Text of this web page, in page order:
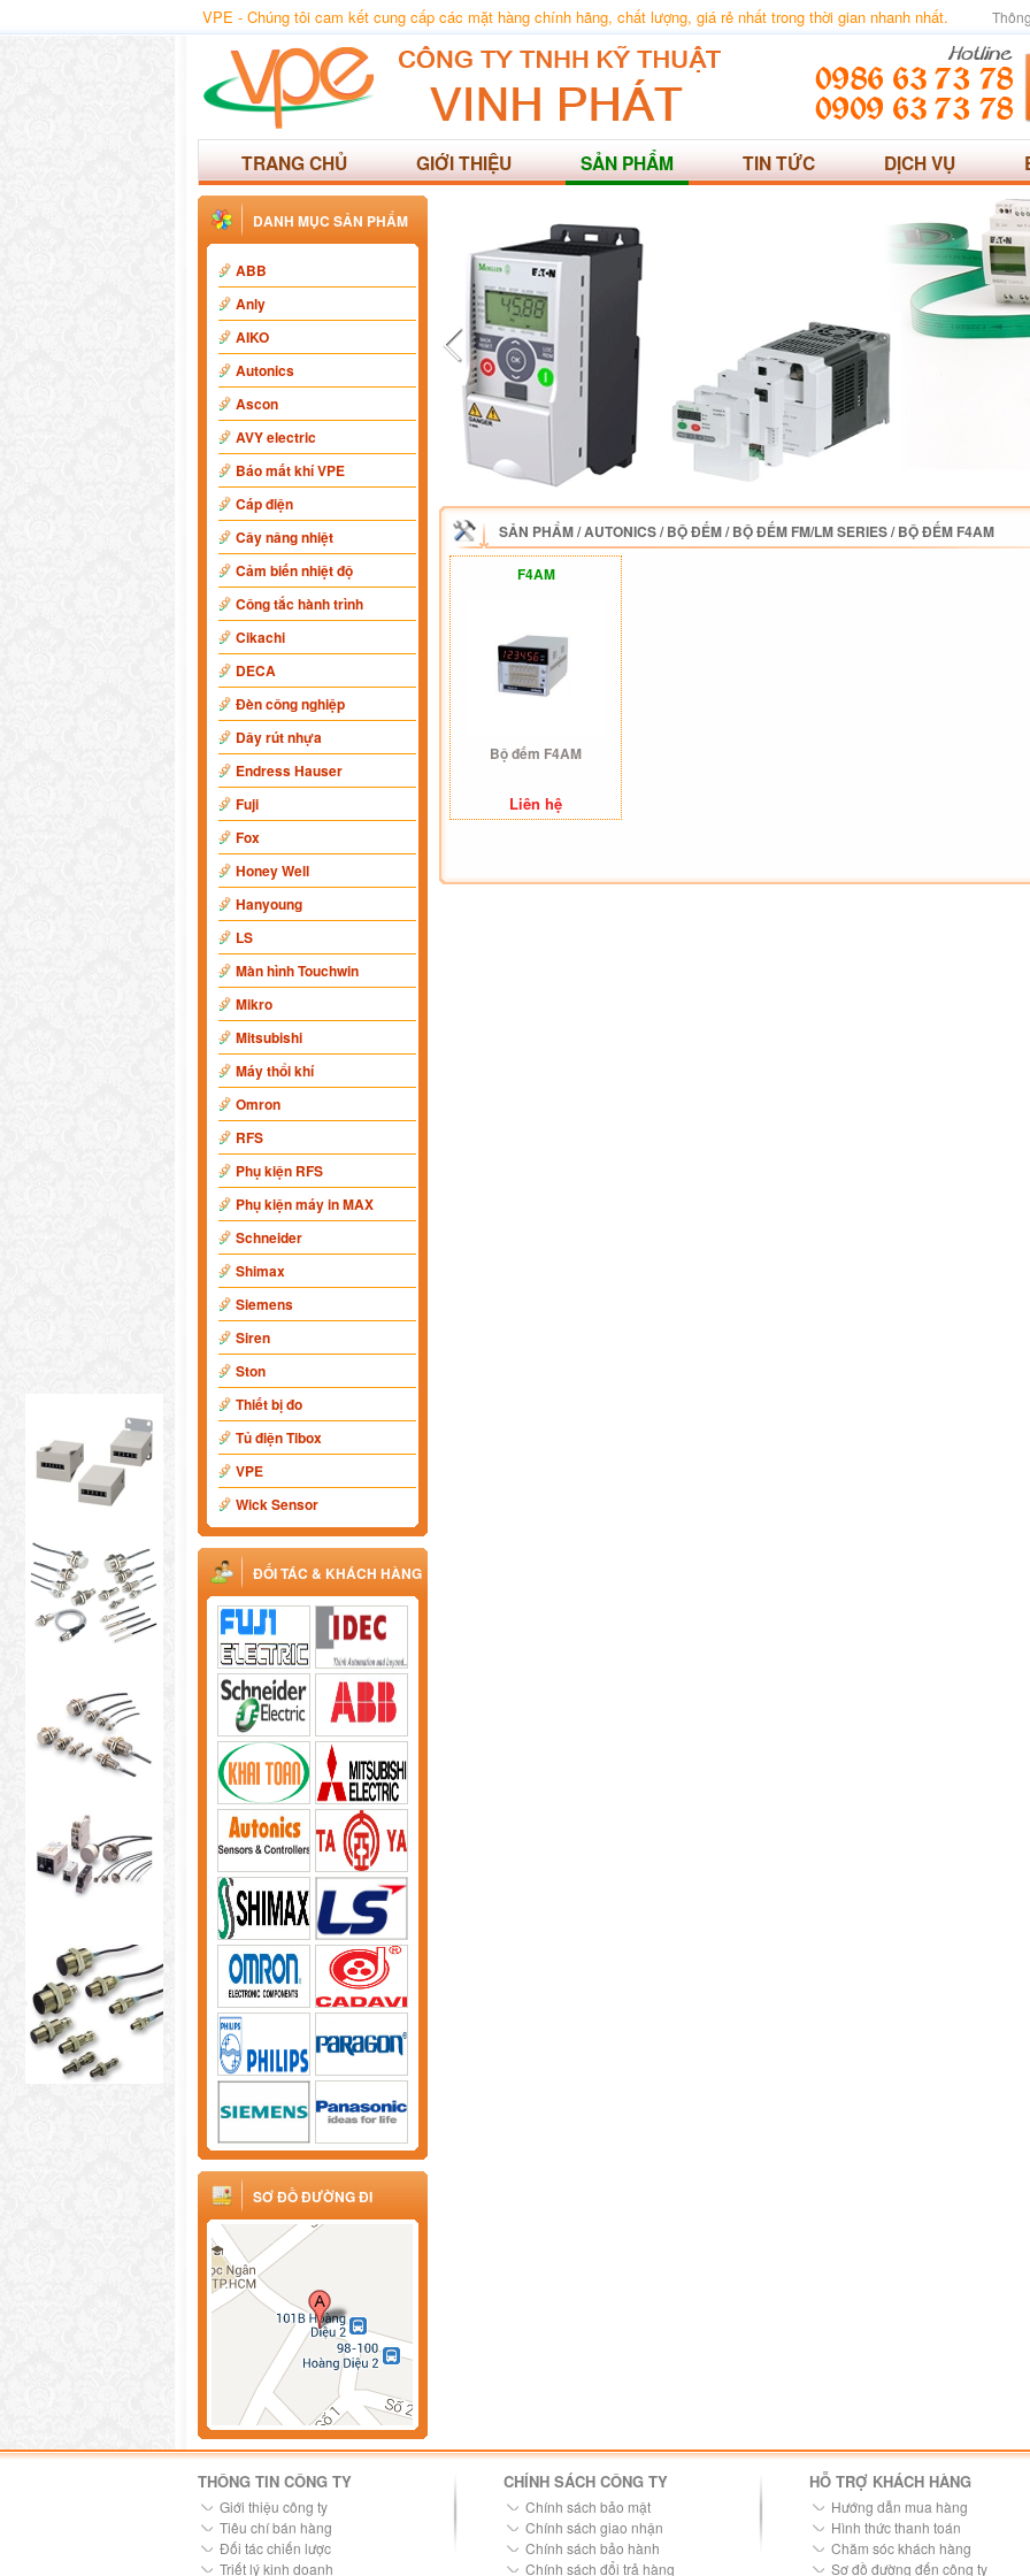
VPE - Chúng tôi cam kết cung cấp các mặt hàng chính hãng, chất lượng, giá rẻ nhất trong thời gian nhanh nhất.
TRANG CHỦ GIỚI THIỆU SẢN PHẨM TIN TỨC DỊCH VỤ
DANH MỤC SẢN PHẨM
ABB
Anly
AIKO
Autonics
Ascon
AVY electric
Báo mất khí VPE
Cáp điện
Cây nâng nhiệt
Cảm biến nhiệt độ
Công tắc hành trình
Cikachi
DECA
Đèn công nghiệp
Dây rút nhựa
Endress Hauser
Fuji
Fox
Honey Well
Hanyoung
LS
Màn hình Touchwin
Mikro
Mitsubishi
Máy thổi khí
Omron
RFS
Phụ kiện RFS
Phụ kiện máy in MAX
Schneider
Shimax
Siemens
Siren
Ston
Thiết bị đo
Tủ điện Tibox
VPE
Wick Sensor
ĐỐI TÁC & KHÁCH HÀNG
SƠ ĐỒ ĐƯỜNG ĐI
SẢN PHẨM/AUTONICS/BỘ ĐẾM/BỘ ĐẾM FM/LM SERIES/BỘ ĐẾM F4AM
F4AM
Bộ đếm F4AM
Liên hệ
THÔNG TIN CÔNG TY
Giới thiệu công ty
Tiêu chí bán hàng
Đối tác chiến lược
Triết lý kinh doanh
CHÍNH SÁCH CÔNG TY
Chính sách bảo mật
Chính sách giao nhận
Chính sách bảo hành
Chính sách đổi trả hàng
HỖ TRỢ KHÁCH HÀNG
Hướng dẫn mua hàng
Hình thức thanh toán
Chăm sóc khách hàng
Sơ đồ đường đến công ty